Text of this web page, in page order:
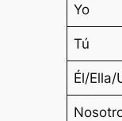
Yo
Tú
Él/Ella/